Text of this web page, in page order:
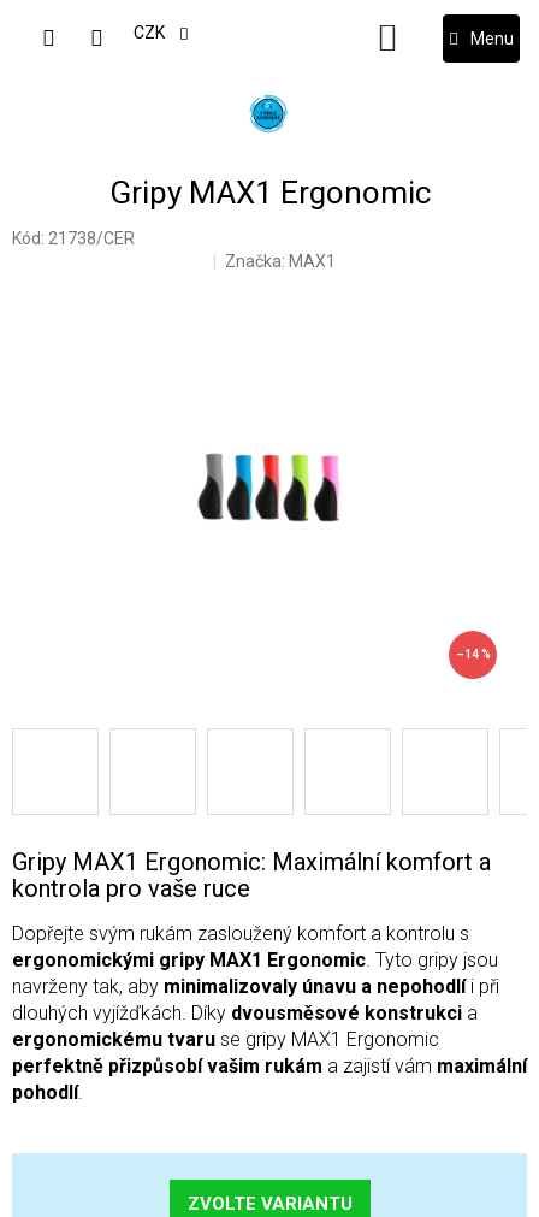
CZK
NÁKUPNÍ
KOŠÍK
Gripy MAX1 Ergonomic
Kód: 21738/CER
Značka: MAX1
–14 %
Gripy MAX1 Ergonomic: Maximální komfort a
kontrola pro vaše ruce
Dopřejte svým rukám zasloužený komfort a kontrolu s
ergonomickými gripy MAX1 Ergonomic. Tyto gripy jsou
navrženy tak, aby minimalizovaly únavu a nepohodlíi při
dlouhých vyjížďkách. Díky dvousměsové konstrukci a
ergonomickému tvaru se gripy MAX1 Ergonomic
perfektně přizpůsobí vašim rukám a zajistí vám maximální
pohodlí.
ZVOLTE VARIANTU